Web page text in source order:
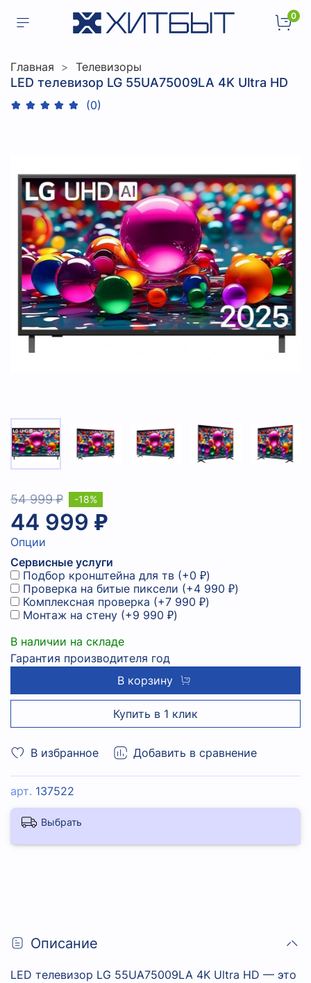
0
Главная Телевизоры
LED телевизор LG 55UA75009LA 4K Ultra HD
(0)
В избранное Добавить в сравнение
арт. 137522
54 999 ₽
44 999 ₽
-18%
Опции
Сервисные услуги
Подбор кронштейна для тв (+0 ₽)
Проверка на битые пиксели (+4 990 ₽)
Комплексная проверка (+7 990 ₽)
Монтаж на стену (+9 990 ₽)
В наличии на складе
Гарантия производителя год
В корзину
Купить в 1 клик
Выбрать
Описание
LED телевизор LG 55UA75009LA 4K Ultra HD — это